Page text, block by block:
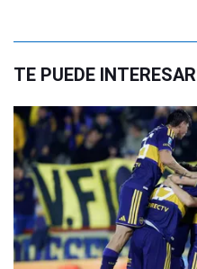
TE PUEDE INTERESAR